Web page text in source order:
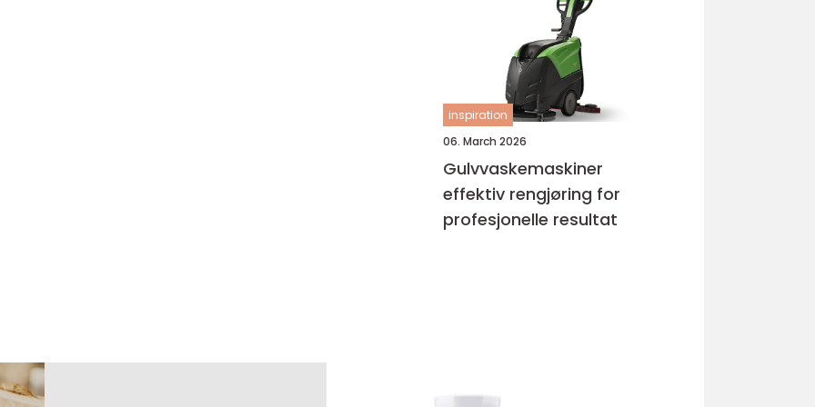
inspiration
06. March 2026
Gulvvaskemaskiner
effektiv rengjøring for
profesjonelle resultat